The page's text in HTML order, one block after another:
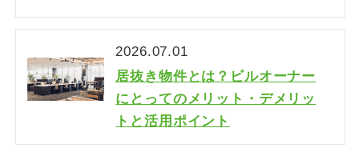
2026.07.01
居抜き物件とは？ビルオーナー
にとってのメリット・デメリッ
トと活用ポイント